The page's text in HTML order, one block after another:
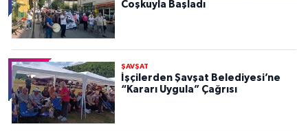
Coşkuyla Başladı
ŞAVŞAT
İşçilerden Şavşat Belediyesi’ne
“Kararı Uygula” Çağrısı